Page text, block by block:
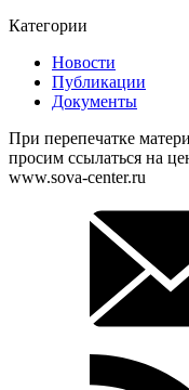
Категории
Новости
Публикации
Документы
При перепечатке
просим ссылаться на
www.sova-center.ru